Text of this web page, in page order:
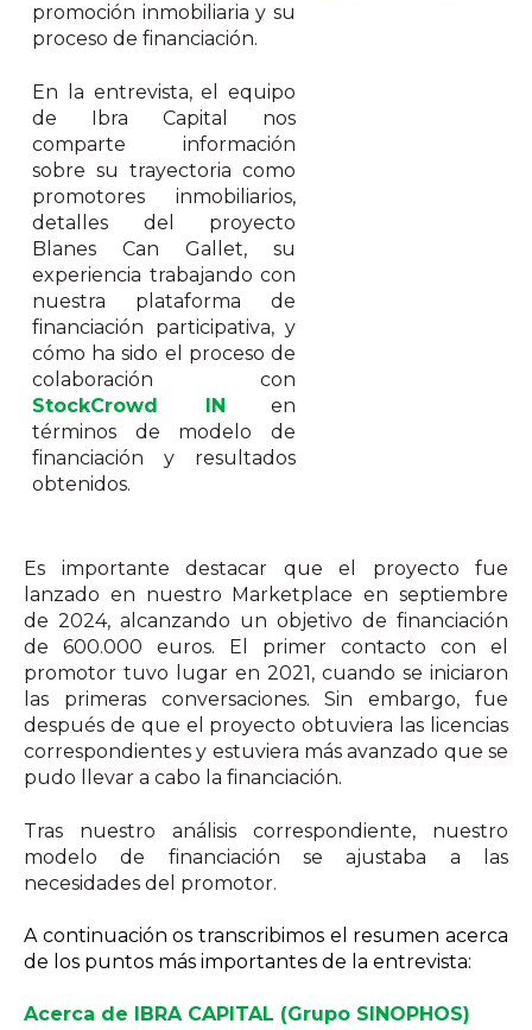
promoción inmobiliaria y su
proceso de financiación.
En la entrevista, el equipo
de Ibra Capital nos
comparte información
sobre su trayectoria como
promotores inmobiliarios,
detalles del proyecto
Blanes Can Gallet, su
experiencia trabajando con
nuestra plataforma de
financiación participativa, y
cómo ha sido el proceso de
colaboración con
StockCrowd IN en
términos de modelo de
financiación y resultados
obtenidos.
Es importante destacar que el proyecto fue
lanzado en nuestro Marketplace en septiembre
de 2024, alcanzando un objetivo de financiación
de 600.000 euros. El primer contacto con el
promotor tuvo lugar en 2021, cuando se iniciaron
las primeras conversaciones. Sin embargo, fue
después de que el proyecto obtuviera las licencias
correspondientes y estuviera más avanzado que se
pudo llevar a cabo la financiación.
Tras nuestro análisis correspondiente, nuestro
modelo de financiación se ajustaba a las
necesidades del promotor.
A continuación os transcribimos el resumen acerca
de los puntos más importantes de la entrevista:
Acerca de IBRA CAPITAL (Grupo SINOPHOS)